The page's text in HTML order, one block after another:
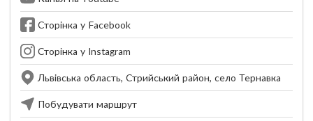
Сторінка у Facebook
Сторінка у Instagram
Львівська область, Стрийський район, село Тернавка
Побудувати маршрут